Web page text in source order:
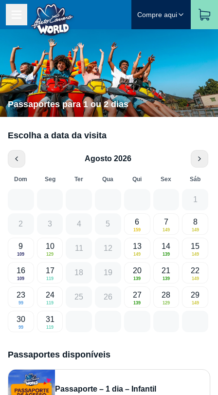
Compre aqui
Passaportes para 1 ou 2 dias
Escolha a data da visita
Agosto 2026
Dom Seg Ter Qua Qui Sex Sáb
1
2 3 4 5 6
159
7
149
8
149
9
109
10
129
11 12 13
149
14
139
15
149
16
109
17
119
18 19 20
139
21
139
22
149
23
99
24
119
25 26 27
139
28
129
29
149
30
99
31
119
Passaportes disponíveis
Passaporte – 1 dia – Infantil